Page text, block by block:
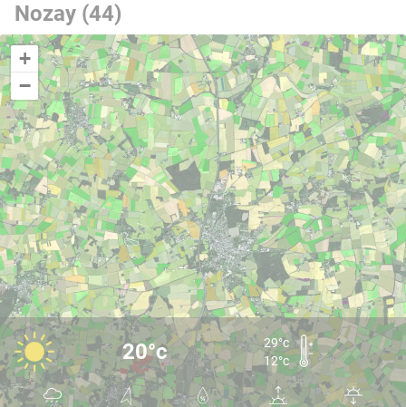
Nozay (44)
+
−
20°c
29°c
12°c